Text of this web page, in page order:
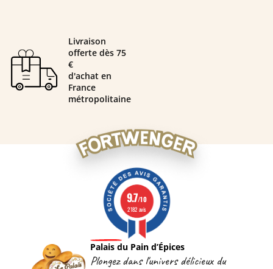
Livraison
offerte dès 75
€
d'achat en
France
métropolitaine
Palais du Pain d’Épices
Plongez dans l'univers délicieux du
9.7/10
2182 avis